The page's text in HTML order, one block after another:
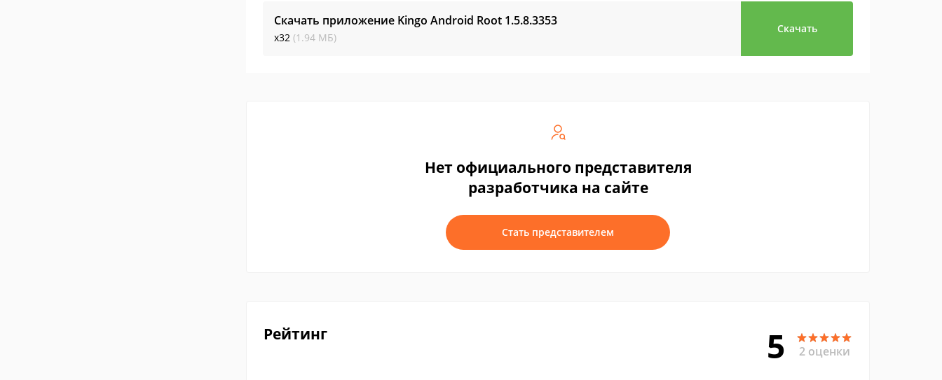
Скачать приложение Kingo Android Root 1.5.8.3353
x32 (1.94 МБ)
Скачать
Нет официального представителя
разработчика на сайте
Стать представителем
Рейтинг 5 2 оценки